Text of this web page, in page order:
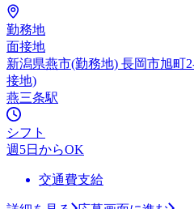
勤務地
面接地
新潟県燕市(勤務地) 長岡市旭町
接地)
燕三条駅
シフト
週5日からOK
交通費支給